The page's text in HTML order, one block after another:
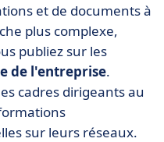
et de documents à
plus complexe,
publiez sur les
de l'entreprise.
cadres dirigeants au
sur leurs réseaux.